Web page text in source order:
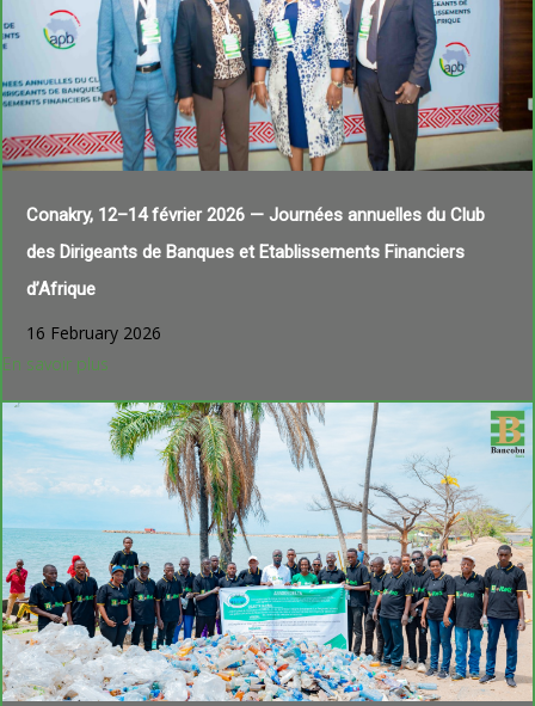
Conakry, 12–14 février 2026 — Journées annuelles du Club
des Dirigeants de Banques et Etablissements Financiers
d’Afrique
16 February 2026
En savoir plus